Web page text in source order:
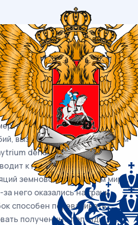
(типовой)
/ Биология / 25
/ 56
инфекционное
вызываемое паразитическим
dendrobatidis.
к глобальному
земноводных во всём мире,
него оказались на грани
способен переваривать
полученные пептиды для